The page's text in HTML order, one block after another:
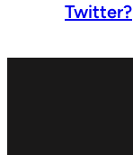
Twitter?